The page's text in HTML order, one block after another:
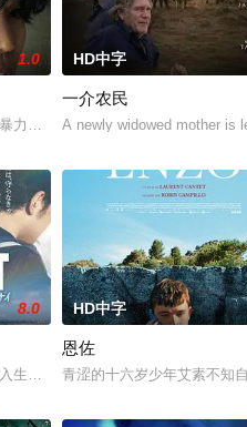
对跨越视力障碍、好不容易成为陶
1.0
力，选择结束年轻的生命。悲愤的
HD中字
一介农民
A newly widowed mother is
一连串妖异事件，张天盛虽被种
牵引出“婴胎报仇”，“娘娘索命”等
8.0
生活的冲绳。与母亲朱音、妹妹舞
HD中字
恩佐
青涩的十六岁少年艾素不知